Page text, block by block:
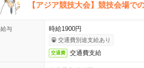
【アジア競技大会】競技会場で
給与 時給1900円
交通費別途支給あり
交通費 交通費支給